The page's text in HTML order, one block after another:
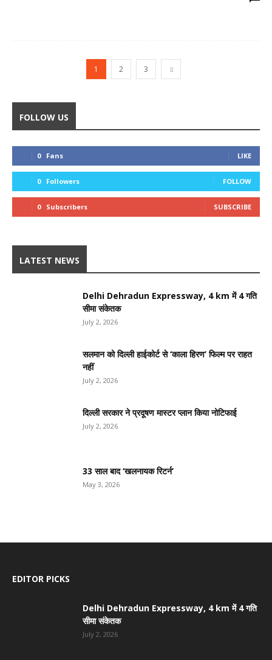
1 2 3
FOLLOW US
0 Fans LIKE
0 Followers FOLLOW
0 Subscribers SUBSCRIBE
LATEST NEWS
Delhi Dehradun Expressway, 4 km में 4 गति
सीमा संकेतक
July 2, 2026
सलमान को दिल्ली हाईकोर्ट से ‘काला हिरण’ फिल्म पर राहत
नहीं
July 2, 2026
दिल्ली सरकार ने प्रदूषण मास्टर प्लान किया नोटिफाई
July 2, 2026
33 साल बाद ‘खलनायक रिटर्न’
May 3, 2026
EDITOR PICKS
Delhi Dehradun Expressway, 4 km में 4 गति
सीमा संकेतक
July 2, 2026